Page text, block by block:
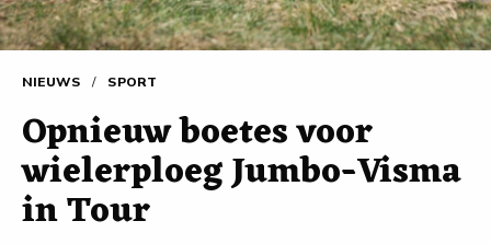
NIEUWS / SPORT
Opnieuw boetes voor
wielerploeg Jumbo-Visma
in Tour